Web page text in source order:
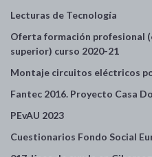
Lecturas de Tecnología
Oferta formación profesional
superior) curso 2020-21
Montaje circuitos eléctricos
Fantec 2016. Proyecto Casa
PEvAU 2023
Cuestionarios Fondo Social